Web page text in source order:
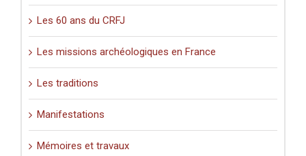
Les 60 ans du CRFJ
Les missions archéologiques en France
Les traditions
Manifestations
Mémoires et travaux